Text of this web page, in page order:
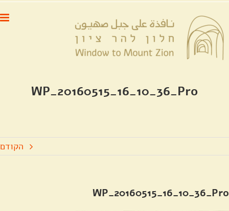
דלג
לתוכן
WP_20160515_16_10_36_Pro
הקודם
WP_20160515_16_10_36_Pro